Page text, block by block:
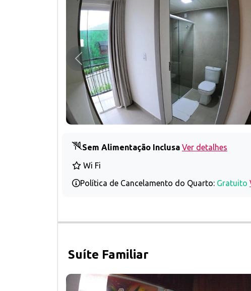
Anterior
Sem Alimentação Inclusa Ver detalhes
Wi Fi
Política de Cancelamento do Quarto: Gratuito
Suíte Familiar